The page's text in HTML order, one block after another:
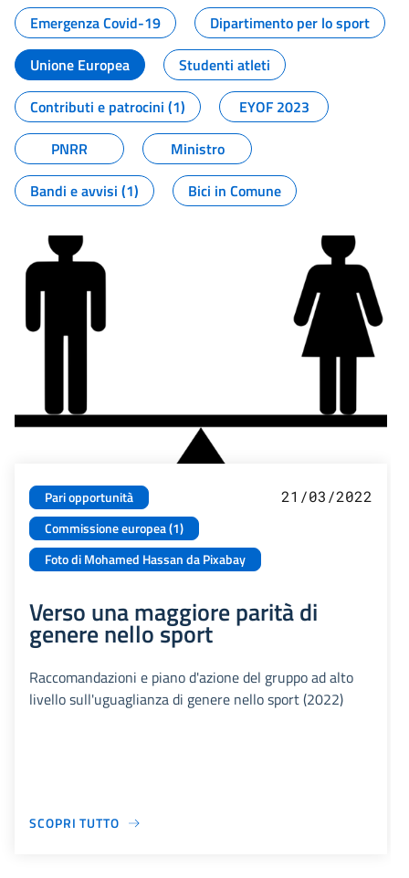
Emergenza Covid-19
Dipartimento per lo sport
Unione Europea
Studenti atleti
Contributi e patrocini (1)
EYOF 2023
PNRR
Ministro
Bandi e avvisi (1)
Bici in Comune
Pari opportunità
Commissione europea (1)
Foto di Mohamed Hassan da Pixabay
21/03/2022
Verso una maggiore parità di
genere nello sport
Raccomandazioni e piano d'azione del gruppo ad alto
livello sull'uguaglianza di genere nello sport (2022)
SCOPRI TUTTO